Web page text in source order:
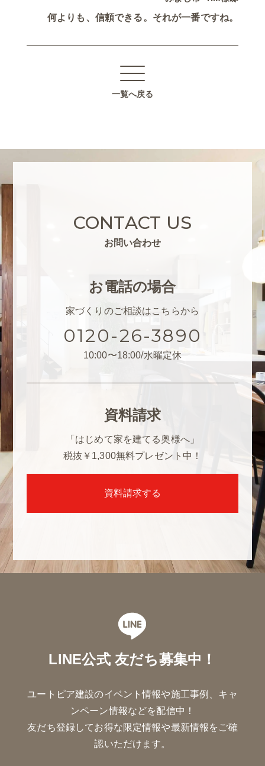
何よりも、信頼できる。それが一番ですね。
一覧へ戻る
CONTACT US
お問い合わせ
お電話の場合
家づくりのご相談はこちらから
0120-26-3890
10:00〜18:00/水曜定休
資料請求
「はじめて家を建てる奥様へ」
税抜￥1,300無料プレゼント中！
資料請求する
LINE公式 友だち募集中！
ユートピア建設のイベント情報や施工事例、キャ
ンペーン情報などを配信中！
友だち登録してお得な限定情報や最新情報をご確
認いただけます。